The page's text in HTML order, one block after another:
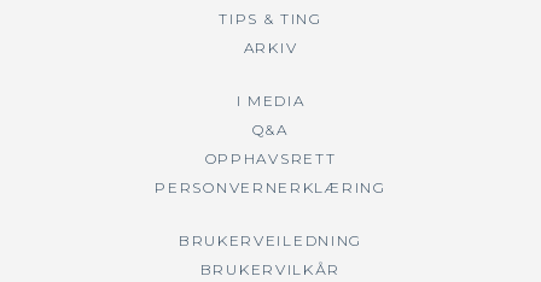
TIPS & TING
ARKIV
I MEDIA
Q&A
OPPHAVSRETT
PERSONVERNERKLÆRING
BRUKERVEILEDNING
BRUKERVILKÅR